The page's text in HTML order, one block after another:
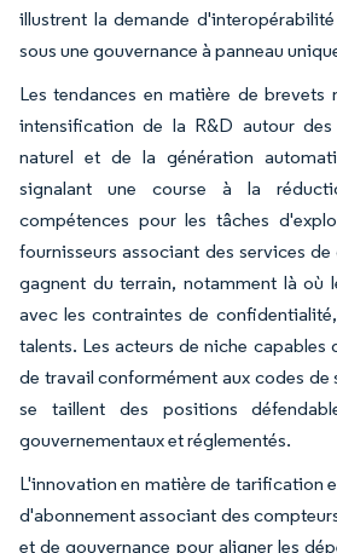
illustrent la demande
sous une gouvernance à panneau
Les tendances en matière de brevets
intensification de la R&D autour
naturel et de la génération
signalant une course à la
compétences pour les tâches
fournisseurs associant des services
gagnent du terrain, notamment là où
avec les contraintes de
talents. Les acteurs de niche capables
de travail conformément aux codes de
se taillent des positions
gouvernementaux et réglementés.
L'innovation en matière de tarification
d'abonnement associant des
et de gouvernance pour aligner les